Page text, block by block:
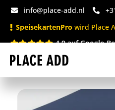
info@place-add.nl
SpeisekartenPro wird Place
4.9 auf Google-
Speisekarten
Bedruckte